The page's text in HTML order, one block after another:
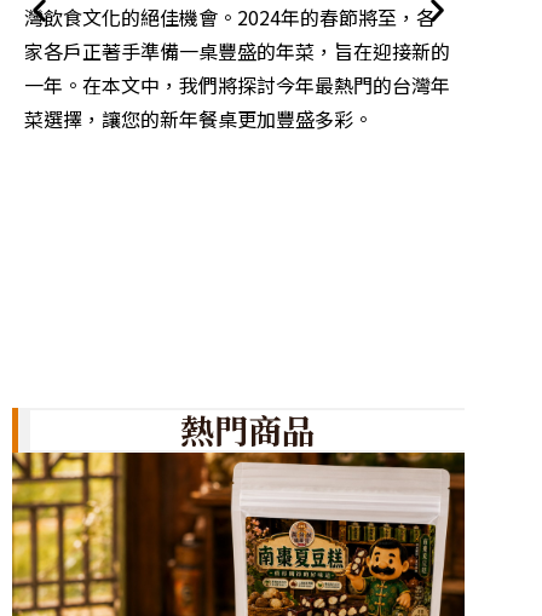
灣飲食文化的絕佳機會。2024年的春節將至，各
家各戶正著手準備一桌豐盛的年菜，旨在迎接新的
一年。在本文中，我們將探討今年最熱門的台灣年
菜選擇，讓您的新年餐桌更加豐盛多彩。
熱門商品